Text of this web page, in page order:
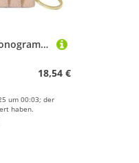
ERHTGUO Creative Monogramm Multi Card Slots Women's Simple Mini Bag Storage Portable Cute Keychain Coin Holder Wallet(Pink)
18,54 €
um 00:03; der
haben.